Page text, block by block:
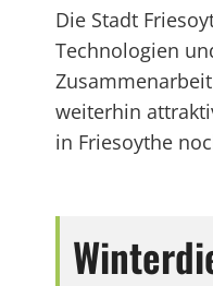
Die Stadt
Technologien
weiterhin
in Friesoythe